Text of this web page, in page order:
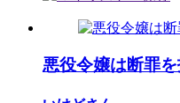
悪役令嬢は断罪を